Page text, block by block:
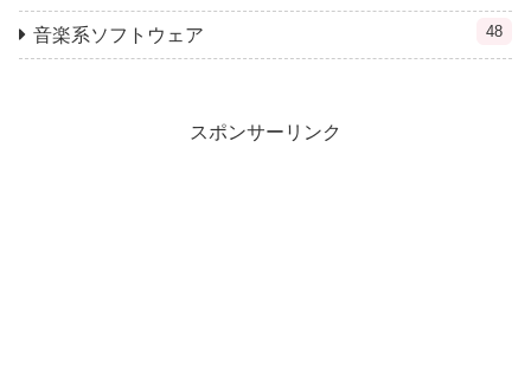
音楽系ソフトウェア 48
スポンサーリンク